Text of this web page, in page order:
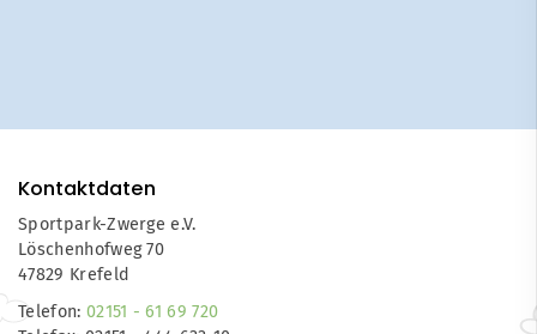
Kontaktdaten
Sportpark-Zwerge e.V.
Löschenhofweg 70
47829 Krefeld
Telefon: 02151 - 61 69 720